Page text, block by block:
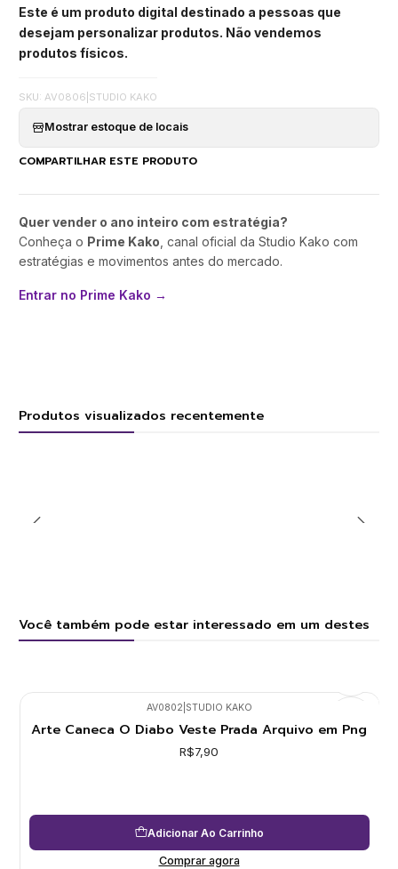
Este é um produto digital destinado a pessoas que
desejam personalizar produtos. Não vendemos
produtos físicos.
SKU: AV0806 STUDIO KAKO
Mostrar estoque de locais
COMPARTILHAR ESTE PRODUTO
Quer vender o ano inteiro com estratégia?
Conheça o Prime Kako , canal oficial da Studio Kako com
estratégias e movimentos antes do mercado.
Entrar no Prime Kako →
Produtos visualizados recentemente
Você também pode estar interessado em um destes
AV0802 STUDIO KAKO
Arte Caneca O Diabo Veste Prada Arquivo em Png
R$7,90
Adicionar Ao Carrinho
Comprar agora